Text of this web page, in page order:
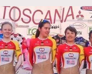
TRENDING
FashionWeek